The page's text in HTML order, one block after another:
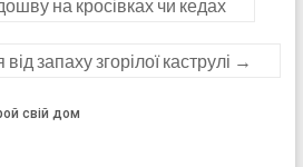
на кросівках чи кедах
запаху згорілої каструлі →